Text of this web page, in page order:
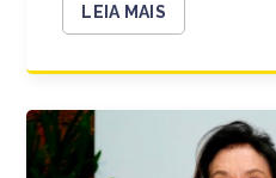
LEIA MAIS